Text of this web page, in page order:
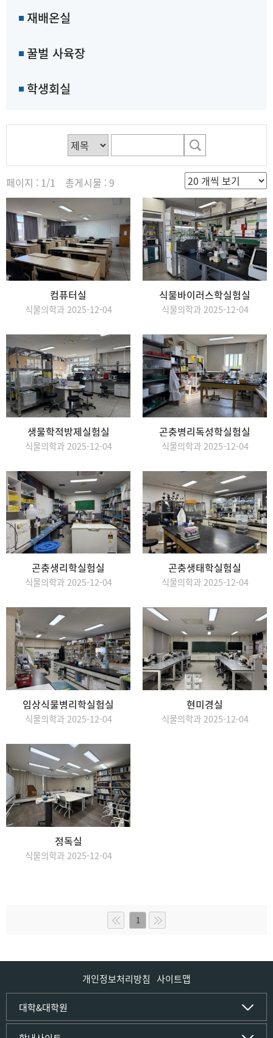
재배온실
꿀벌 사육장
학생회실
페이지 : 1/1 총게시물 : 9
컴퓨터실
식물의학과 2025-12-04
식물바이러스학실험실
식물의학과 2025-12-04
생물학적방제실험실
식물의학과 2025-12-04
곤충병리독성학실험실
식물의학과 2025-12-04
곤충생리학실험실
식물의학과 2025-12-04
곤충생태학실험실
식물의학과 2025-12-04
임상식물병리학실험실
식물의학과 2025-12-04
현미경실
식물의학과 2025-12-04
정독실
식물의학과 2025-12-04
1
개인정보처리방침 사이트맵
대학&대학원
인문사회·IT대학
인문·문화학부
국립경국대학교